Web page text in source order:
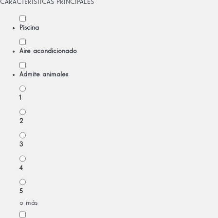
CARACTERÍSTICAS PRINCIPALES
Piscina
Aire acondicionado
Admite animales
1
2
3
4
5
o más